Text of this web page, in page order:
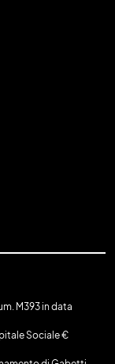
M393 in data
Sociale €